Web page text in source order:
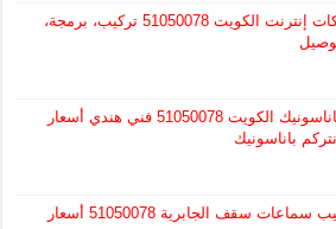
فني شبكات إنترنت الكويت 51050078 تركيب، برمجة،
انتركم باناسونيك الكويت 51050078 فني هندي أسعار
باناسونيك
فني تركيب سماعات سقف الجابرية 51050078 أسعار